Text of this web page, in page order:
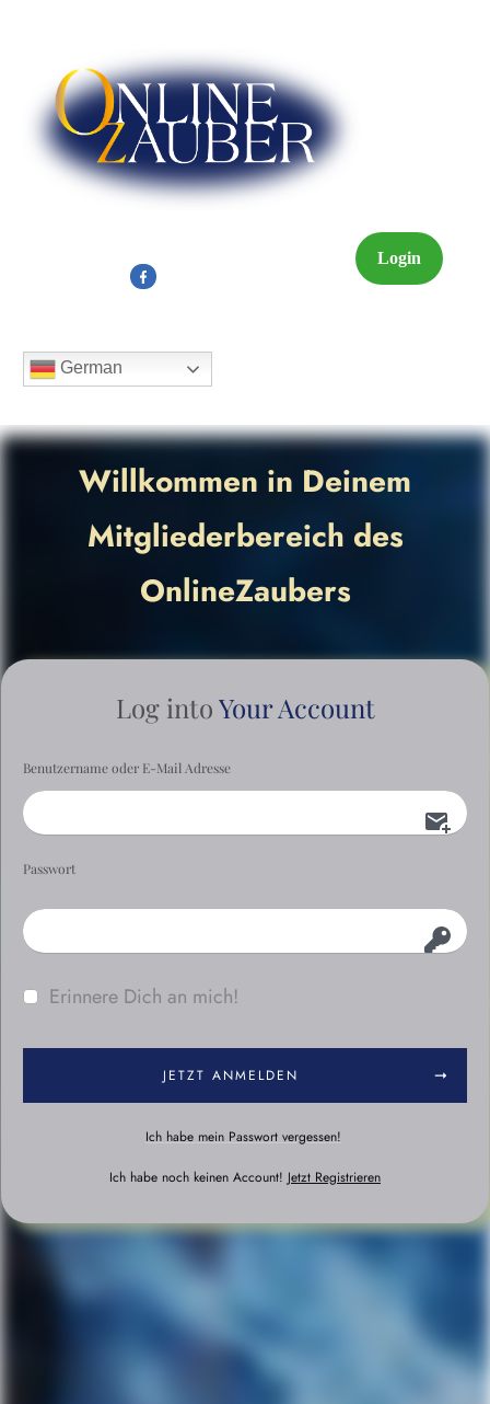
Login
German
Willkommen in Deinem
Mitgliederbereich des
OnlineZaubers
Log intoYour Account
Benutzername oder E-Mail Adresse
Passwort
Erinnere Dich an mich!
JETZT ANMELDEN
Ich habe mein Passwort vergessen!
Ich habe noch keinen Account! Jetzt Registrieren